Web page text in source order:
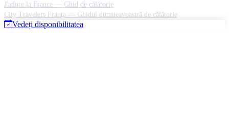
J'adore la France — Ghid de călătorie
City Travelers Franţa — Ghidul dumneavoastră de călătorie
Vedeți disponibilitatea